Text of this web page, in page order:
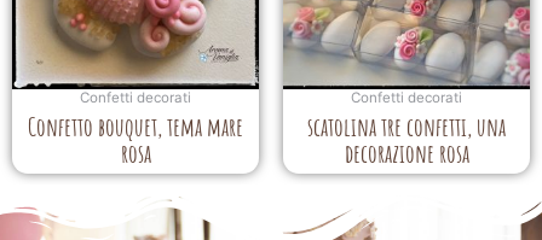
Confetti decorati
Confetto bouquet, tema mare
rosa
Confetti decorati
scatolina tre confetti, una
decorazione rosa